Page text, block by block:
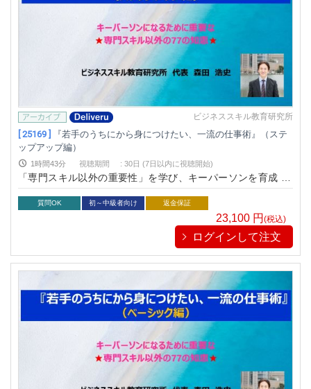
ビジネススキル教育研究所
[ 25169 ]
『若手のうちにから身につけたい、一流の仕事術』（ステ
ップアップ編）
1時間43分 視聴期間 : 30日 (7日以内に視聴開始)
「専門スキル以外の重要性」を学び、キーパーソンを育成 for
すべての業種共通
質問OK 初～中級者向け 返金保証
23,100 円 (税込)
ログインして注文